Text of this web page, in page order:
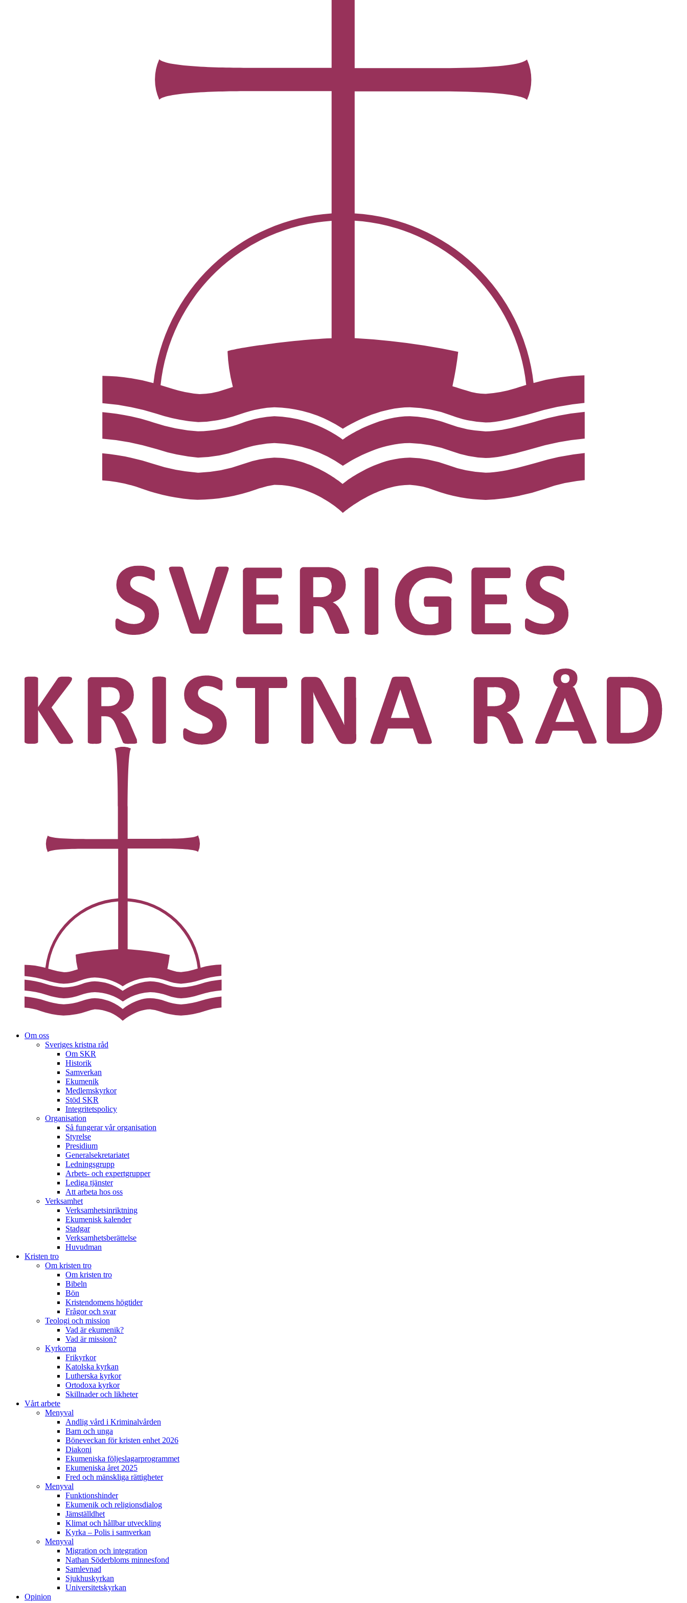
Om oss
Sveriges kristna råd
Om SKR
Historik
Samverkan
Ekumenik
Medlemskyrkor
Stöd SKR
Integritetspolicy
Organisation
Så fungerar vår organisation
Styrelse
Presidium
Generalsekretariatet
Ledningsgrupp
Arbets- och expertgrupper
Lediga tjänster
Att arbeta hos oss
Verksamhet
Verksamhetsinriktning
Ekumenisk kalender
Stadgar
Verksamhetsberättelse
Huvudman
Kristen tro
Om kristen tro
Om kristen tro
Bibeln
Bön
Kristendomens högtider
Frågor och svar
Teologi och mission
Vad är ekumenik?
Vad är mission?
Kyrkorna
Frikyrkor
Katolska kyrkan
Lutherska kyrkor
Ortodoxa kyrkor
Skillnader och likheter
Vårt arbete
Menyval
Andlig vård i Kriminalvården
Barn och unga
Böneveckan för kristen enhet 2026
Diakoni
Ekumeniska följeslagarprogrammet
Ekumeniska året 2025
Fred och mänskliga rättigheter
Menyval
Funktionshinder
Ekumenik och religionsdialog
Jämställdhet
Klimat och hållbar utveckling
Kyrka – Polis i samverkan
Menyval
Migration och integration
Nathan Söderbloms minnesfond
Samlevnad
Sjukhuskyrkan
Universitetskyrkan
Opinion